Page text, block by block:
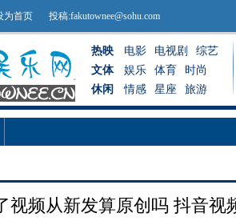
为首页 投稿:fakutownee@sohu.com
热映 电影 电视剧
综艺
文体
娱乐 体育
时尚
休闲
情感 星座 旅游
视频从新发算原创吗 抖音视